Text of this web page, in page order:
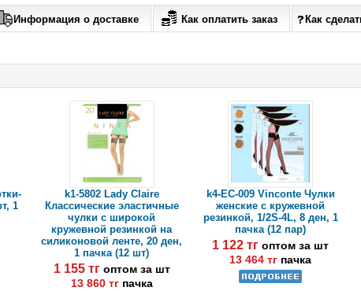
Информация о доставке Как оплатить заказ Как
1
k1-5802 Lady Claire
Классические эластичные
чулки с широкой
кружевной резинкой на
силиконовой ленте, 20 ден,
1 пачка (12 шт)
1 155 тг оптом за шт
13 860 тг пачка
k4-EC-009 Vinconte Чулки
женские с кружевной
резинкой, 1/2S-4L, 8 ден, 1
пачка (12 пар)
1 122 тгоптом за шт
13 464 тг пачка